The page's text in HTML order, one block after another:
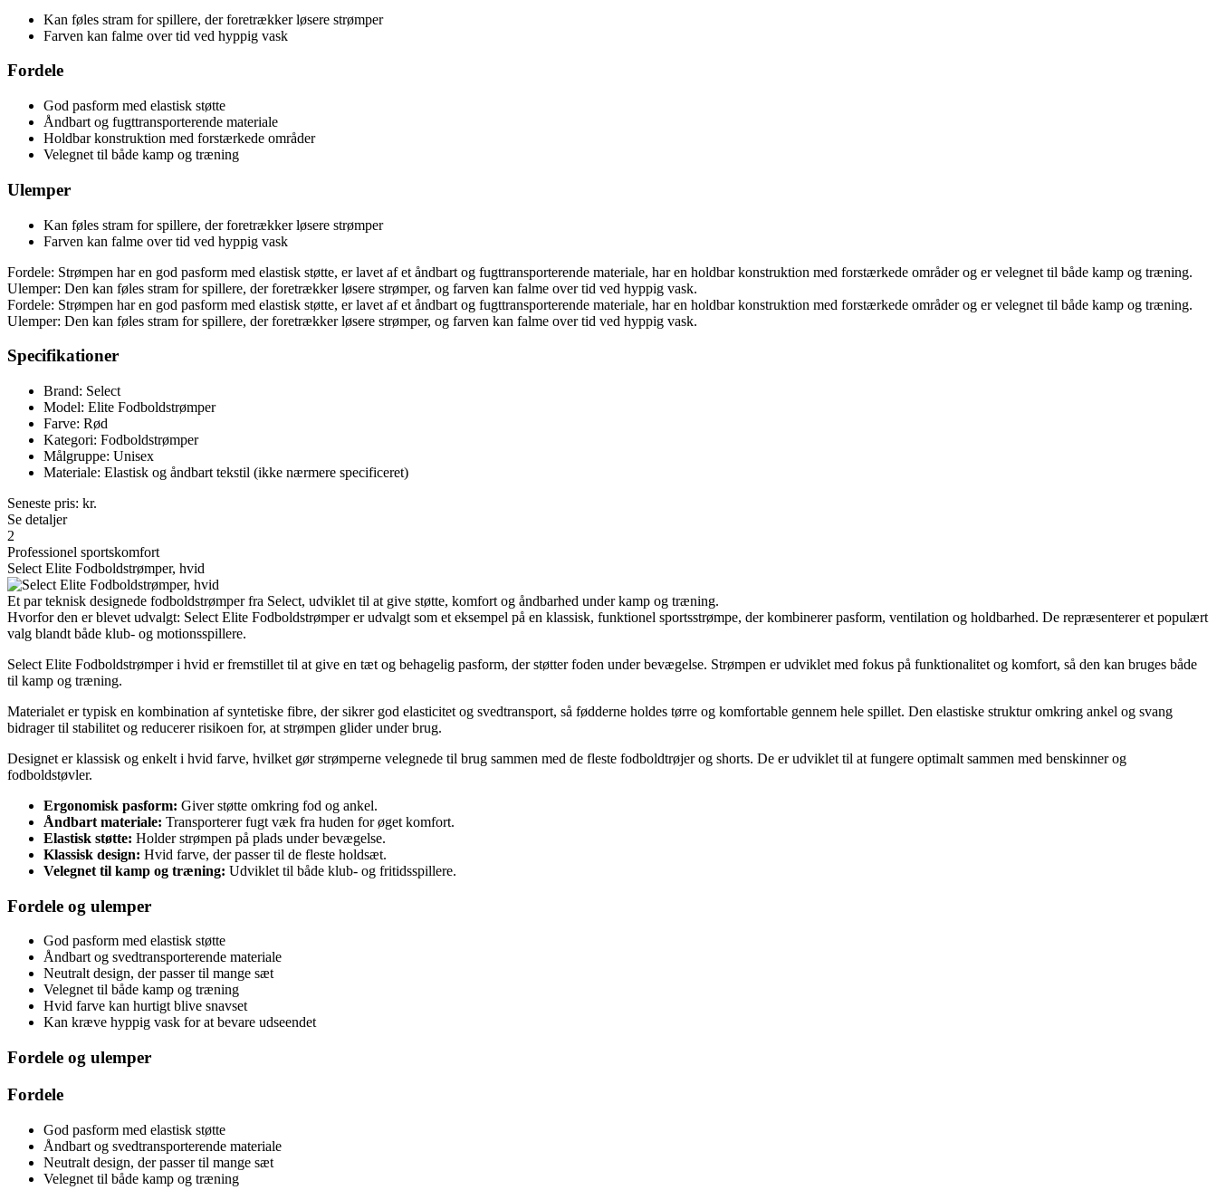
Kan føles stram for spillere, der foretrækker løsere strømper
Farven kan falme over tid ved hyppig vask
Fordele
God pasform med elastisk støtte
Åndbart og fugttransporterende materiale
Holdbar konstruktion med forstærkede områder
Velegnet til både kamp og træning
Ulemper
Kan føles stram for spillere, der foretrækker løsere strømper
Farven kan falme over tid ved hyppig vask
Fordele: Strømpen har en god pasform med elastisk støtte, er lavet af et åndbart og fugttransporterende materiale, har en holdbar konstruktion med forstærkede områder og er velegnet til både kamp og træning.
Ulemper: Den kan føles stram for spillere, der foretrækker løsere strømper, og farven kan falme over tid ved hyppig vask.
Fordele: Strømpen har en god pasform med elastisk støtte, er lavet af et åndbart og fugttransporterende materiale, har en holdbar konstruktion med forstærkede områder og er velegnet til både kamp og træning.
Ulemper: Den kan føles stram for spillere, der foretrækker løsere strømper, og farven kan falme over tid ved hyppig vask.
Specifikationer
Brand: Select
Model: Elite Fodboldstrømper
Farve: Rød
Kategori: Fodboldstrømper
Målgruppe: Unisex
Materiale: Elastisk og åndbart tekstil (ikke nærmere specificeret)
Seneste pris: kr.
Se detaljer
2
Professionel sportskomfort
Select Elite Fodboldstrømper, hvid
Et par teknisk designede fodboldstrømper fra Select, udviklet til at give støtte, komfort og åndbarhed under kamp og træning.
Hvorfor den er blevet udvalgt: Select Elite Fodboldstrømper er udvalgt som et eksempel på en klassisk, funktionel sportsstrømpe, der kombinerer pasform, ventilation og holdbarhed. De repræsenterer et populært
valg blandt både klub- og motionsspillere.
Select Elite Fodboldstrømper i hvid er fremstillet til at give en tæt og behagelig pasform, der støtter foden under bevægelse. Strømpen er udviklet med fokus på funktionalitet og komfort, så den kan bruges både
til kamp og træning.
Materialet er typisk en kombination af syntetiske fibre, der sikrer god elasticitet og svedtransport, så fødderne holdes tørre og komfortable gennem hele spillet. Den elastiske struktur omkring ankel og svang
bidrager til stabilitet og reducerer risikoen for, at strømpen glider under brug.
Designet er klassisk og enkelt i hvid farve, hvilket gør strømperne velegnede til brug sammen med de fleste fodboldtrøjer og shorts. De er udviklet til at fungere optimalt sammen med benskinner og
fodboldstøvler.
Ergonomisk pasform: Giver støtte omkring fod og ankel.
Åndbart materiale: Transporterer fugt væk fra huden for øget komfort.
Elastisk støtte: Holder strømpen på plads under bevægelse.
Klassisk design: Hvid farve, der passer til de fleste holdsæt.
Velegnet til kamp og træning: Udviklet til både klub- og fritidsspillere.
Fordele og ulemper
God pasform med elastisk støtte
Åndbart og svedtransporterende materiale
Neutralt design, der passer til mange sæt
Velegnet til både kamp og træning
Hvid farve kan hurtigt blive snavset
Kan kræve hyppig vask for at bevare udseendet
Fordele og ulemper
Fordele
God pasform med elastisk støtte
Åndbart og svedtransporterende materiale
Neutralt design, der passer til mange sæt
Velegnet til både kamp og træning